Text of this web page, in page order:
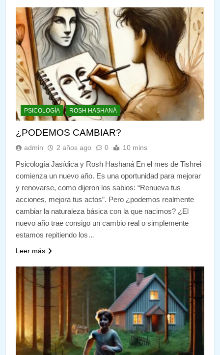
PSICOLOGÍA ROSH HASHANÁ
¿PODEMOS CAMBIAR?
admin 2 años ago 0 10 mins
Psicología Jasídica y Rosh Hashaná En el mes de Tishrei
comienza un nuevo año. Es una oportunidad para mejorar
y renovarse, como dijeron los sabios: “Renueva tus
acciones, mejora tus actos”. Pero ¿podemos realmente
cambiar la naturaleza básica con la que nacimos? ¿El
nuevo año trae consigo un cambio real o simplemente
estamos repitiendo los…
Leer más